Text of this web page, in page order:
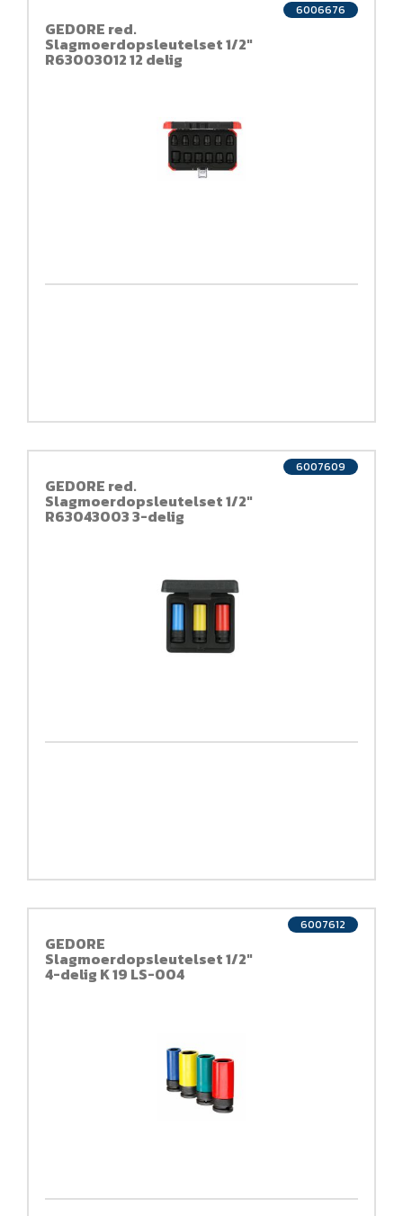
GEDORE red.
Slagmoerdopsleutelset 1/2"
R63003012 12 delig
6006676
GEDORE red.
Slagmoerdopsleutelset 1/2"
R63043003 3-delig
6007609
GEDORE
Slagmoerdopsleutelset 1/2"
4-delig K 19 LS-004
6007612